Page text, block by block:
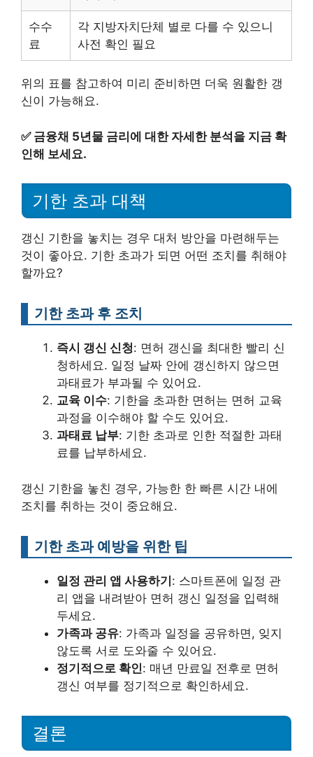
수수
료
각 지방자치단체 별로 다를 수 있으니
사전 확인 필요
위의 표를 참고하여 미리 준비하면 더욱 원활한 갱
신이 가능해요.
✅ 금융채 5년물 금리에 대한 자세한 분석을 지금 확
인해 보세요.
기한 초과 대책
갱신 기한을 놓치는 경우 대처 방안을 마련해두는
것이 좋아요. 기한 초과가 되면 어떤 조치를 취해야
할까요?
기한 초과 후 조치
즉시 갱신 신청: 면허 갱신을 최대한 빨리 신
청하세요. 일정 날짜 안에 갱신하지 않으면
과태료가 부과될 수 있어요.
교육 이수: 기한을 초과한 면허는 면허 교육
과정을 이수해야 할 수도 있어요.
과태료 납부: 기한 초과로 인한 적절한 과태
료를 납부하세요.
갱신 기한을 놓친 경우, 가능한 한 빠른 시간 내에
조치를 취하는 것이 중요해요.
기한 초과 예방을 위한 팁
일정 관리 앱 사용하기: 스마트폰에 일정 관
리 앱을 내려받아 면허 갱신 일정을 입력해
두세요.
가족과 공유: 가족과 일정을 공유하면, 잊지
않도록 서로 도와줄 수 있어요.
정기적으로 확인: 매년 만료일 전후로 면허
갱신 여부를 정기적으로 확인하세요.
결론